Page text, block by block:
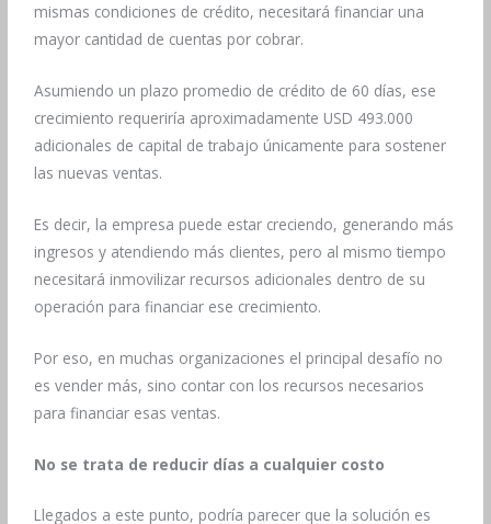
mismas condiciones de crédito, necesitará financiar una
mayor cantidad de cuentas por cobrar.
Asumiendo un plazo promedio de crédito de 60 días, ese
crecimiento requeriría aproximadamente USD 493.000
adicionales de capital de trabajo únicamente para sostener
las nuevas ventas.
Es decir, la empresa puede estar creciendo, generando más
ingresos y atendiendo más clientes, pero al mismo tiempo
necesitará inmovilizar recursos adicionales dentro de su
operación para financiar ese crecimiento.
Por eso, en muchas organizaciones el principal desafío no
es vender más, sino contar con los recursos necesarios
para financiar esas ventas.
No se trata de reducir días a cualquier costo
Llegados a este punto, podría parecer que la solución es